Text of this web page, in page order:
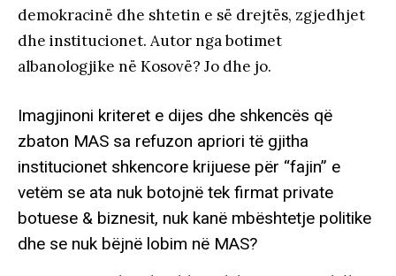
demokracinë dhe shtetin e së drejtës, zgjedhjet
dhe institucionet. Autor nga botimet
albanologjike në Kosovë? Jo dhe jo.
Imagjinoni kriteret e dijes dhe shkencës që
zbaton MAS sa refuzon apriori të gjitha
institucionet shkencore krijuese për “fajin” e
vetëm se ata nuk botojnë tek firmat private
botuese & biznesit, nuk kanë mbështetje politike
dhe se nuk bëjnë lobim në MAS?